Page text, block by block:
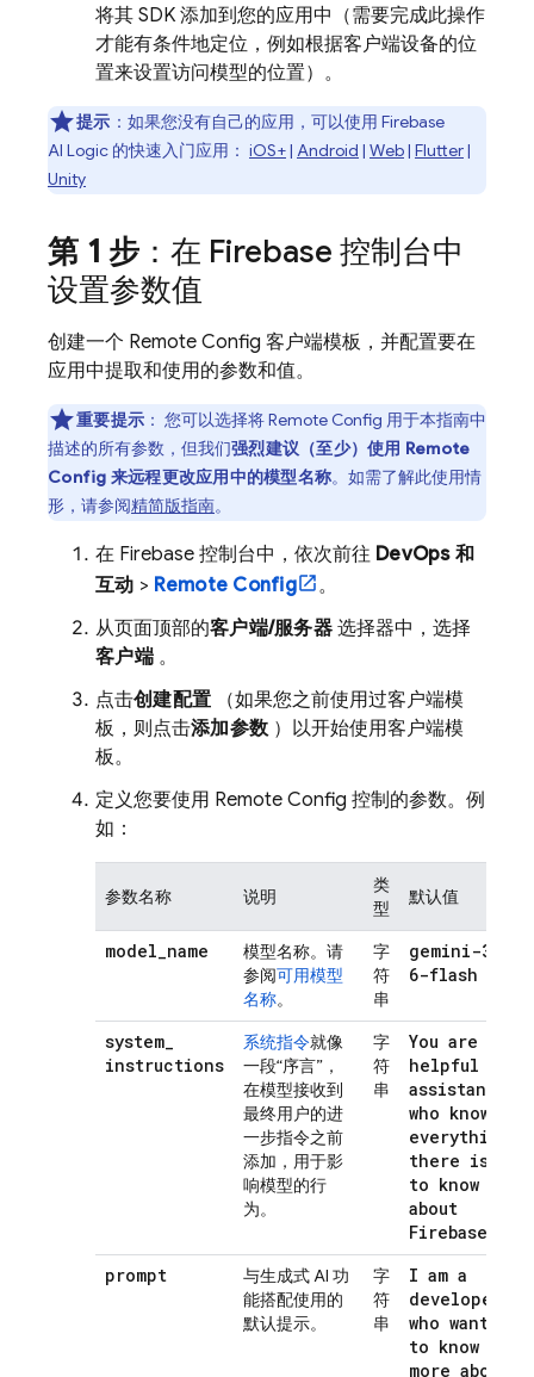
将其 SDK 添加到您的应用中（需要完成此操作
才能有条件地定位，例如根据客户端设备的位
置来设置访问模型的位置）。
提示 ：如果您没有自己的应用，可以使用 Firebase
AI Logic 的快速入门应用： iOS+| Android | Web| Flutter|
Unity
第 1 步 ：在 Firebase 控制台中
设置参数值
创建一个 Remote Config 客户端模板，并配置要在
应用中提取和使用的参数和值。
重要提示 ： 您可以选择将Remote Config 用于本指南中
描述的所有参数，但我们强烈建议（至少）使用 Remote
Config 来远程更改应用中的模型名称。如需了解此使用情
形，请参阅精简版指南。
在 Firebase 控制台中，依次前往 DevOps 和
互动 > Remote Config
。
从页面顶部的客户端/服务器选择器中，选择
客户端。
点击创建配置 （如果您之前使用过客户端模
板，则点击添加参数）以开始使用客户端模
板。
定义您要使用 Remote Config 控制的参数。例
如：
参数名称 说明
类
型
默认值
model_name
模型名称。请
参阅可用模型
名称。
字
符
串
gemini-3
6-flash
system_
instructions
系统指令就像
一段“序言”，
在模型接收到
最终用户的进
一步指令之前
添加，用于影
响模型的行
为。
字
符
串
You are a
helpful
assistant
who knows
everything
there is
to know
about
Firebase!
prompt
与生成式 AI 功
能搭配使用的
默认提示。
字
符
串
I am a
developer
who wants
to know
more about